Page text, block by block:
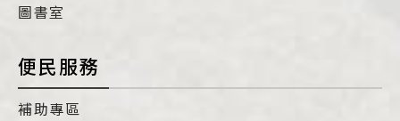
圖書室
便民服務
補助專區